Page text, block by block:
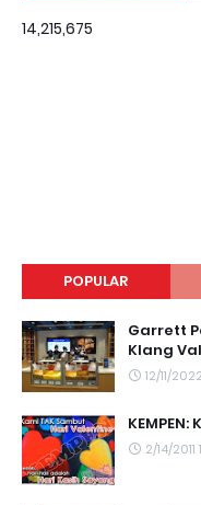
14,215,675
POPULAR
Garrett
Klang
12/11/
2/14/2011